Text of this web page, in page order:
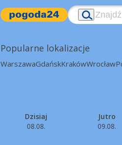
Popularne lokalizacje
WarszawaGdańskKrakówWrocław
Dzisiaj
08.08.
Jutro
09.08.